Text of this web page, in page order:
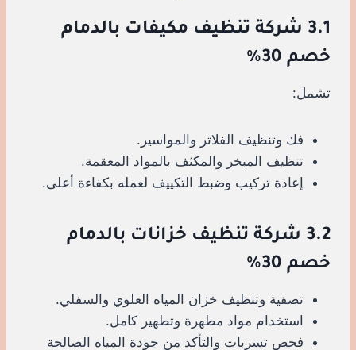
3.1 شركة تنظيف مكيفات بالدمام
خصم 30%
تشمل:
فك وتنظيف الفلاتر والمواسير.
تنظيف المبخر والمكثف بالمواد المعقمة.
إعادة تركيب وضبط التكييف لعمله بكفاءة أعلى.
3.2 شركة تنظيف خزانات بالدمام
خصم 30%
تصفية وتنظيف خزان المياه العلوي والسفلي.
استخدام مواد مطهرة وتطهير كامل.
فحص تسربات والتأكد من جودة المياه الصالحة